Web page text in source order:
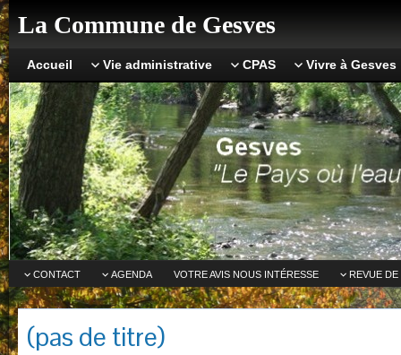
La Commune de Gesves
Accueil Vie administrative CPAS Vivre à Gesves
CONTACT AGENDA VOTRE AVIS NOUS INTÉRESSE REVUE DE
(pas de titre)